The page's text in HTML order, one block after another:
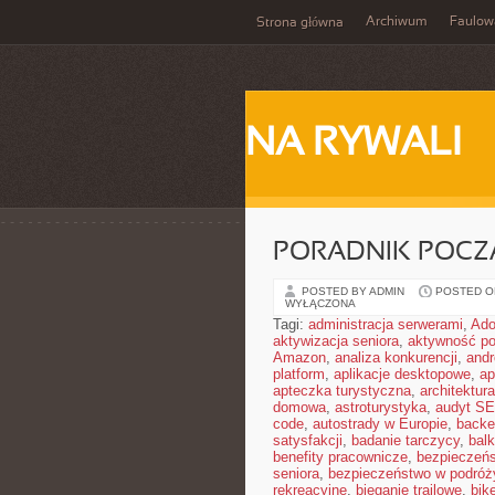
Strona główna Archiwum
NA RYWALI
PORADNIK
POSTED BY ADMIN POSTED
WYŁĄCZONA
Tagi: administracja serwerami,
aktywizacja seniora, aktywność
Amazon, analiza konkurencji,
platform, aplikacje desktopowe,
apteczka turystyczna,
domowa, astroturystyka, audyt
code, autostrady w Europie,
satysfakcji, badanie tarczycy,
benefity pracownicze,
seniora, bezpieczeństwo w
rekreacyjne, bieganie trailowe,